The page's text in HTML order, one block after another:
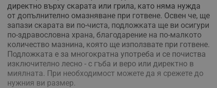
директно върху скарата или грила, като няма нужда
от допълнително омазняване при готвене. Освен че, ще
запази скарата ви по-чиста, подложката ще ви осигури
по-здравословна храна, благодарение на по-малкото
количество мазнина, която ще използвате при готвене.
Подложката е за многократна употреба и се почиства
изключително лесно - с гъба и веро или директно в
миялната. При необходимост можете да я срежете до
нужния ви размер.